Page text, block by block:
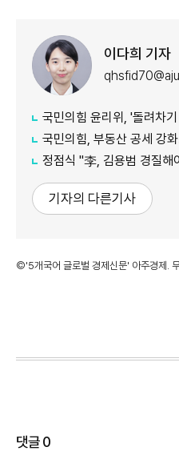
이다희 기자
국민의힘 윤리위, '돌려차기 실
국민의힘, 부동산 공세 강화..."李
정점식 "李, 김용범 경질해
기자의 다른기사
©'5개국어 글로벌 경제신문' 아주경제.
댓글0